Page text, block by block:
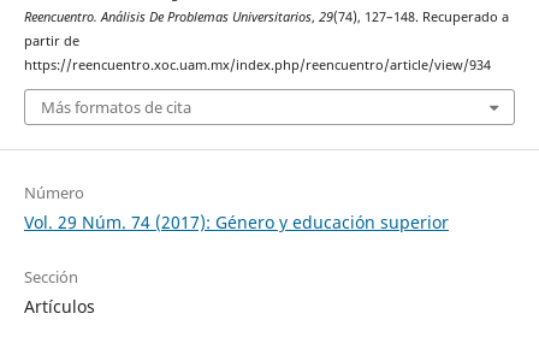
Reencuentro. Análisis De Problemas Universitarios, 29(74), 127–148. Recuperado a
partir de
https://reencuentro.xoc.uam.mx/index.php/reencuentro/article/view/934
Más formatos de cita
Número
Vol. 29 Núm. 74 (2017): Género y educación superior
Sección
Artículos